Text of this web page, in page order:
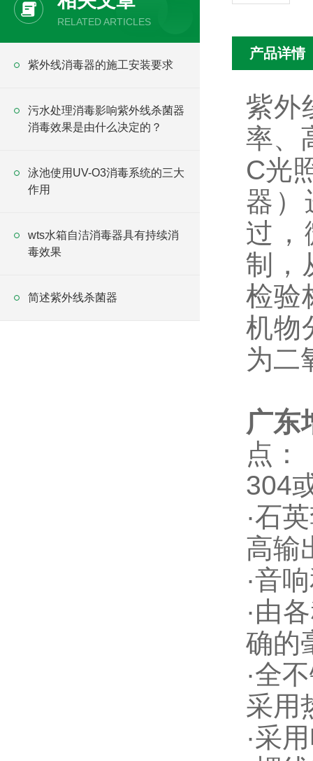
RELATED ARTICLES
紫外线消毒器的施工安装要求
污水处理消毒影响紫外线杀菌器
消毒效果是由什么决定的？
泳池使用UV-O3消毒系统的三大
作用
wts水箱自洁消毒器具有持续消
毒效果
简述紫外线杀菌器
产品详情
紫外
率、
C光
器）
过，
制，
检验
机物
为二
广东
点：
304
·石
高输
·音
·由
确的
·全
采用
·采